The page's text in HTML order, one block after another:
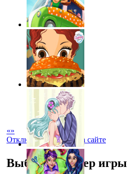
«»
Отключить рекламу на сайте
Выбрать размер игры